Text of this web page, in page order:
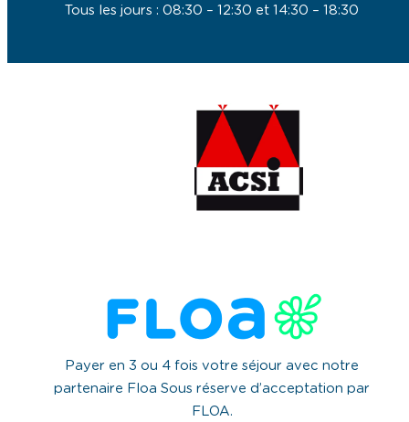
Tous les jours : 08:30 – 12:30 et 14:30 – 18:30
Payer en 3 ou 4 fois votre séjour avec notre
partenaire Floa Sous réserve d’acceptation par
FLOA.